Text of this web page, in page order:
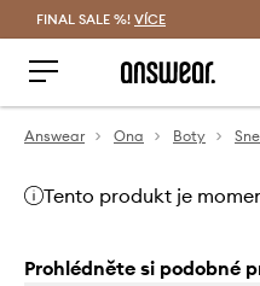
FINAL SALE %! VÍCE
Answear Ona Boty
Tento produkt je
Prohlédněte si podobné